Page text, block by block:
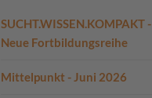
SUCHT.WISSEN.KOMPAKT -
Neue Fortbildungsreihe
Mittelpunkt - Juni 2026